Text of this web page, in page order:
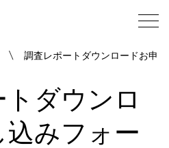
調査レポートダウンロードお申
ダウンロ
みフォー